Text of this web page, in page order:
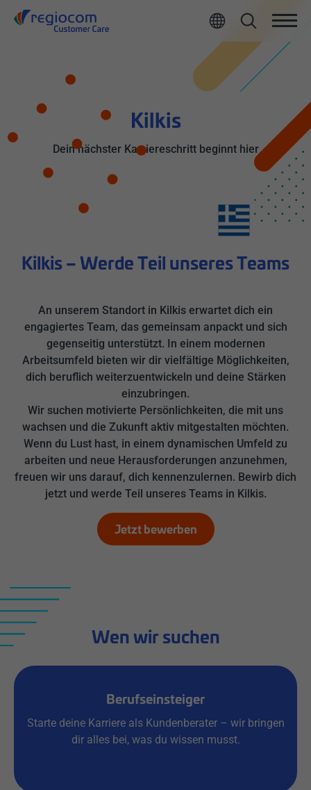
Kilkis
Dein nächster Karriereschritt beginnt hier
Kilkis – Werde Teil unseres Teams
An unserem Standort in Kilkis erwartet dich ein
engagiertes Team, das gemeinsam anpackt und sich
gegenseitig unterstützt. In einem modernen
Arbeitsumfeld bieten wir dir vielfältige Möglichkeiten,
dich beruflich weiterzuentwickeln und deine Stärken
einzubringen.
Wir suchen motivierte Persönlichkeiten, die mit uns
wachsen und die Zukunft aktiv mitgestalten möchten.
Wenn du Lust hast, in einem dynamischen Umfeld zu
arbeiten und neue Herausforderungen anzunehmen,
freuen wir uns darauf, dich kennenzulernen. Bewirb dich
jetzt und werde Teil unseres Teams in Kilkis.
Jetzt bewerben
Wen wir suchen
Berufseinsteiger
Starte deine Karriere als Kundenberater – wir bringen
dir alles bei, was du wissen musst.